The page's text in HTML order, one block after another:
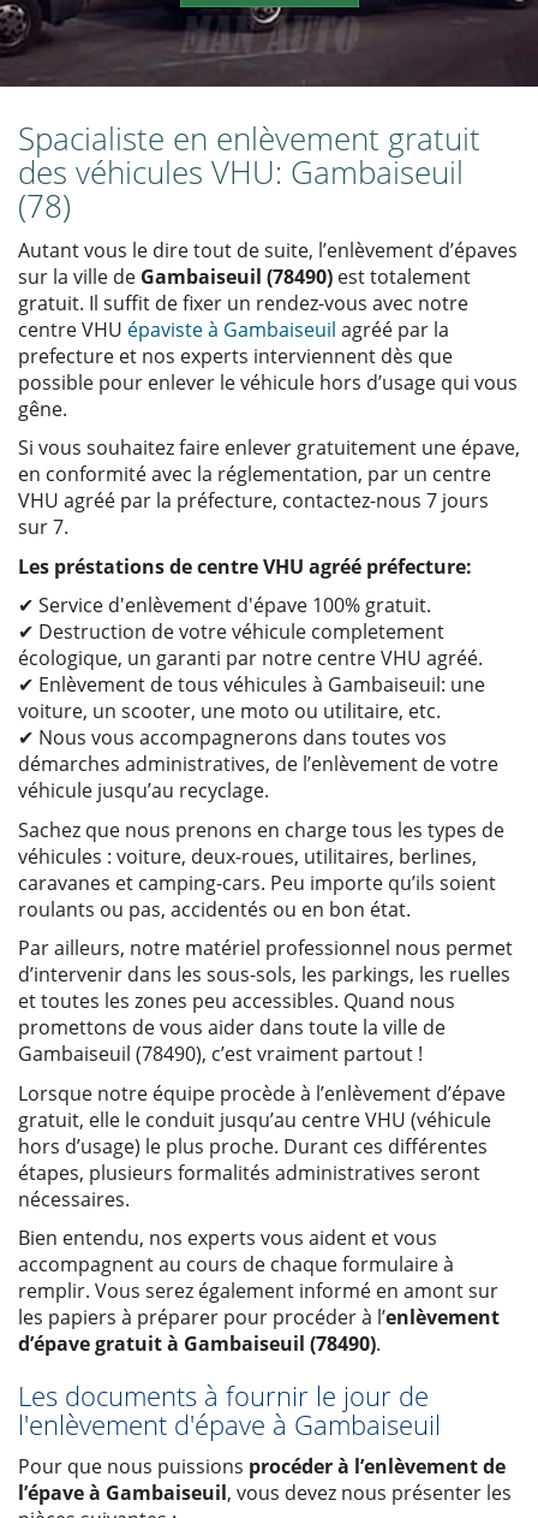
Spacialiste en enlèvement gratuit
des véhicules VHU: Gambaiseuil
(78)
Autant vous le dire tout de suite, l’enlèvement d’épaves
sur la ville de Gambaiseuil (78490) est totalement
gratuit. Il suffit de fixer un rendez-vous avec notre
centre VHU épaviste à Gambaiseuil agréé par la
prefecture et nos experts interviennent dès que
possible pour enlever le véhicule hors d’usage qui vous
gêne.
Si vous souhaitez faire enlever gratuitement une épave,
en conformité avec la réglementation, par un centre
VHU agréé par la préfecture, contactez-nous 7 jours
sur 7.
Les préstations de centre VHU agréé préfecture:
✔ Service d'enlèvement d'épave 100% gratuit.
✔ Destruction de votre véhicule completement
écologique, un garanti par notre centre VHU agréé.
✔ Enlèvement de tous véhicules à Gambaiseuil: une
voiture, un scooter, une moto ou utilitaire, etc.
✔ Nous vous accompagnerons dans toutes vos
démarches administratives, de l’enlèvement de votre
véhicule jusqu’au recyclage.
Sachez que nous prenons en charge tous les types de
véhicules : voiture, deux-roues, utilitaires, berlines,
caravanes et camping-cars. Peu importe qu’ils soient
roulants ou pas, accidentés ou en bon état.
Par ailleurs, notre matériel professionnel nous permet
d’intervenir dans les sous-sols, les parkings, les ruelles
et toutes les zones peu accessibles. Quand nous
promettons de vous aider dans toute la ville de
Gambaiseuil (78490), c’est vraiment partout !
Lorsque notre équipe procède à l’enlèvement d’épave
gratuit, elle le conduit jusqu’au centre VHU (véhicule
hors d’usage) le plus proche. Durant ces différentes
étapes, plusieurs formalités administratives seront
nécessaires.
Bien entendu, nos experts vous aident et vous
accompagnent au cours de chaque formulaire à
remplir. Vous serez également informé en amont sur
les papiers à préparer pour procéder à l’enlèvement
d’épave gratuit à Gambaiseuil (78490).
Les documents à fournir le jour de
l'enlèvement d'épave à Gambaiseuil
Pour que nous puissions procéder à l’enlèvement de
l’épave à Gambaiseuil, vous devez nous présenter les